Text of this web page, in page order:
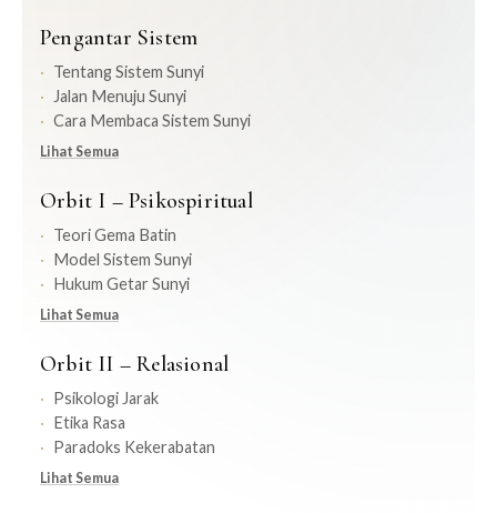
Pengantar Sistem
Tentang Sistem Sunyi
Jalan Menuju Sunyi
Cara Membaca Sistem Sunyi
Lihat Semua
Orbit I – Psikospiritual
Teori Gema Batin
Model Sistem Sunyi
Hukum Getar Sunyi
Lihat Semua
Orbit II – Relasional
Psikologi Jarak
Etika Rasa
Paradoks Kekerabatan
Lihat Semua